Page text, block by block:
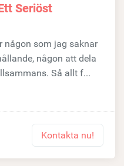
Seriöst
någon som jag saknar
någon att dela
Så allt f...
Kontakta nu!